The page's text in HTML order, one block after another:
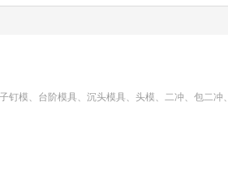
模、台阶模具、沉头模具、头模、二冲、包二冲、